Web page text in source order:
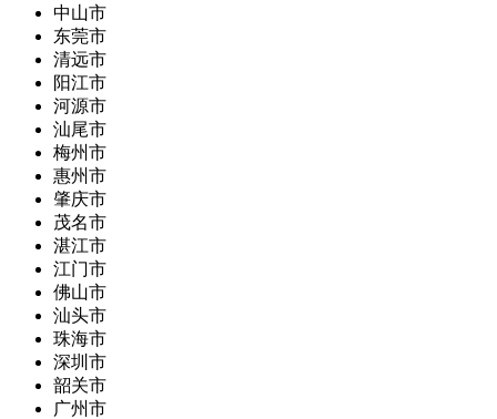
中山市
东莞市
清远市
阳江市
河源市
汕尾市
梅州市
惠州市
肇庆市
茂名市
湛江市
江门市
佛山市
汕头市
珠海市
深圳市
韶关市
广州市